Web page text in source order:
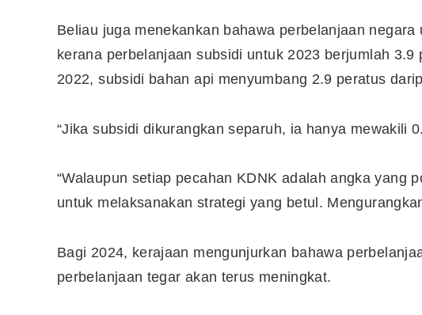
Beliau juga menekankan bahawa perbelanjaan
kerana perbelanjaan subsidi untuk 2023 berjumlah
2022, subsidi bahan api menyumbang 2.9 peratus
“Jika subsidi dikurangkan separuh, ia hanya mewakili
“Walaupun setiap pecahan KDNK adalah angka yang
untuk melaksanakan strategi yang betul.
Bagi 2024, kerajaan mengunjurkan bahawa
perbelanjaan tegar akan terus meningkat.